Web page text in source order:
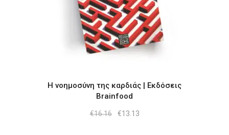
Η νοημοσύνη της καρδιάς | Εκδόσεις
Brainfood
€16.16
Original
€13.13Η